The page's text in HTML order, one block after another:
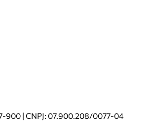
900 | CNPJ: 07.900.208/0077-04